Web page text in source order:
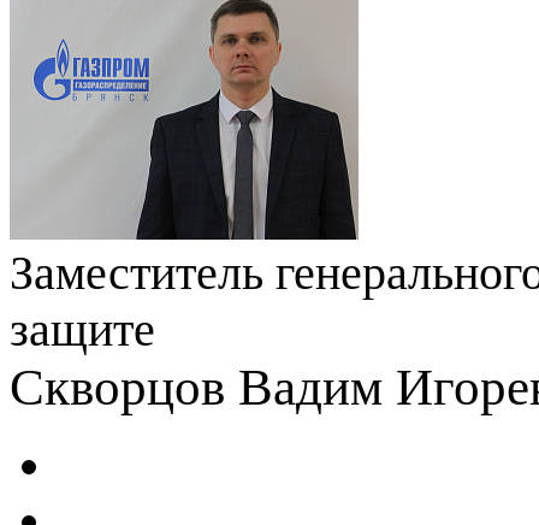
Заместитель
защите
Скворцов Вадим